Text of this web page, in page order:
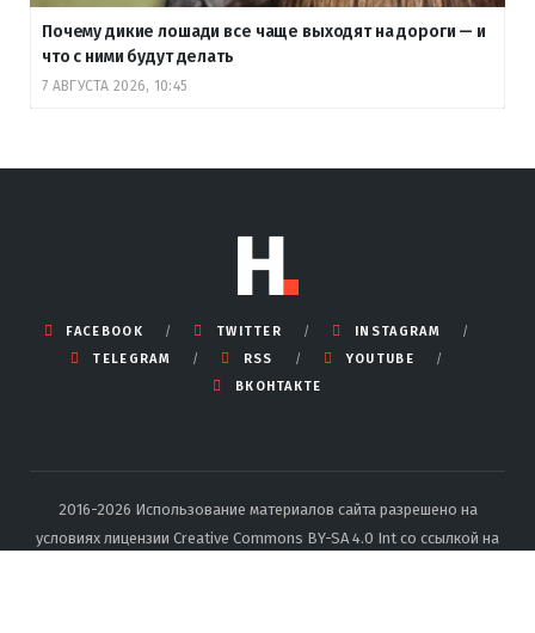
Почему дикие лошади все чаще выходят на дороги — и
что с ними будут делать
7 АВГУСТА 2026, 10:45
FACEBOOK TWITTER
INSTAGRAM
TELEGRAM
RSS
YOUTUBE
ВКОНТАКТЕ
2016-2026 Использование материалов сайта разрешено на
условиях лицензии Creative Commons BY-SA 4.0 Int со ссылкой на